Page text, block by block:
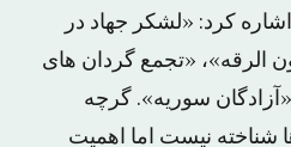
کرد: «لشکر جهاد در
الرقه»، «تجمع گردان های
سوریه». گرچه
نیست اما اهمیت